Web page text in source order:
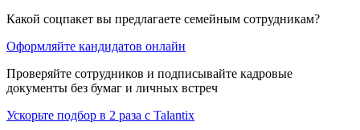
Какой соцпакет вы предлагаете семейным сотрудникам?
Оформляйте кандидатов онлайн
Проверяйте сотрудников и подписывайте кадровые
документы без бумаг и личных встреч
Ускорьте подбор в 2 раза с Talantix